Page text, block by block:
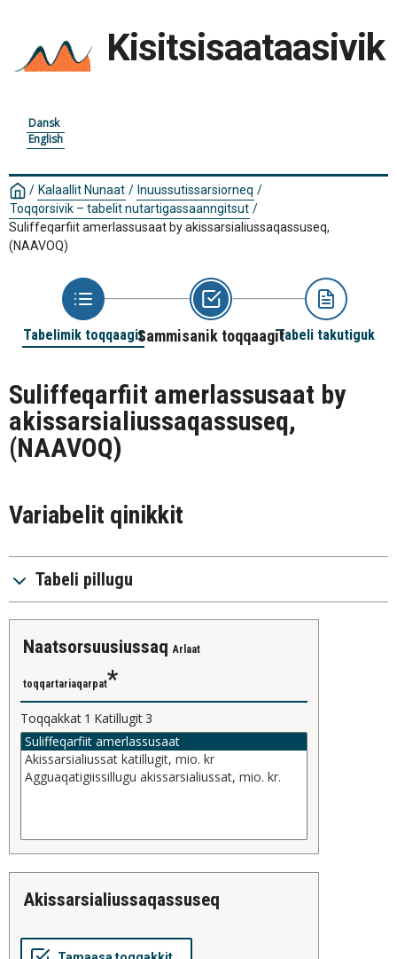
Kisitsisaataasivik
Dansk
English
/ Kalaallit Nunaat / Inuussutissarsiorneq /
Toqqorsivik – tabelit nutartigassaanngitsut /
Suliffeqarfiit amerlassusaat by akissarsialiussaqassuseq,
(NAAVOQ)
Tabelimik toqqaagitSammisanik toqqaagitTabeli takutiguk
Suliffeqarfiit amerlassusaat by
akissarsialiussaqassuseq,
(NAAVOQ)
Variabelit qinikkit
Tabeli pillugu
naatsorsuusiussaq Arlaat
toqqartariaqarpat
Toqqakkat 1 Katillugit3
akissarsialiussaqassuseq